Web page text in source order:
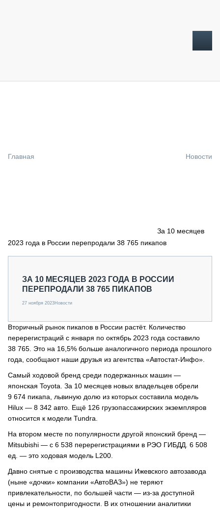
СПЕЦПРОЕКТЫ
О ПРОЕКТЕ
Главная Новости
За 10 месяцев
2023 года в России перепродали 38 765 пикапов
ЗА 10 МЕСЯЦЕВ 2023 ГОДА В РОССИИ
ПЕРЕПРОДАЛИ 38 765 ПИКАПОВ
27 ноября 2023Новости
Вторичный рынок пикапов в России растёт. Количество
перерегистраций с января по октябрь 2023 года составило
38 765. Это на 16,5% больше аналогичного периода прошлого
года, сообщают наши друзья из агентства «Автостат-Инфо».
Самый ходовой бренд среди подержанных машин —
японская Toyota. За 10 месяцев новых владельцев обрели
9 674 пикапа, львиную долю из которых составила модель
Hilux — 8 342 авто. Ещё 126 грузопассажирских экземпляров
относится к модели Tundra.
На втором месте по популярности другой японский бренд —
Mitsubishi — c 6 538 перерегистрациями в РЭО ГИБДД. 6 508
ед. — это ходовая модель L200.
Давно снятые с производства машины Ижевского автозавода
(ныне «дочки» компании «АвтоВАЗ») не теряют
привлекательности, по большей части — из-за доступной
цены и ремонтопригодности. В их отношении аналитики